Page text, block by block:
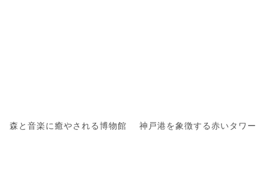
森と音楽に癒やされる博物館 神戸港を象徴する赤いタワー